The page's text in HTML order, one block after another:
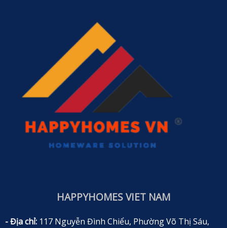
HAPPYHOMES VIET NAM
- Địa chỉ:117 Nguyễn Đình Chiểu, Phường Võ Thị Sáu,